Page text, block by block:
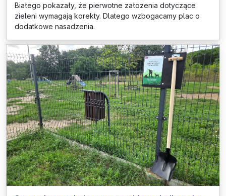
Białego pokazały, że pierwotne założenia dotyczące
zieleni wymagają korekty. Dlatego wzbogacamy plac o
dodatkowe nasadzenia.